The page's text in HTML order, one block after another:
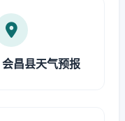
会昌县天气预报